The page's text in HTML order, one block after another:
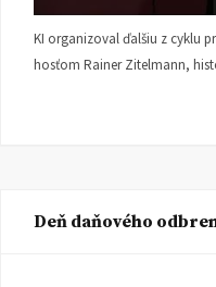
KI organizoval ďalšiu z cyklu
hosťom Rainer Zitelmann,
Deň daňového